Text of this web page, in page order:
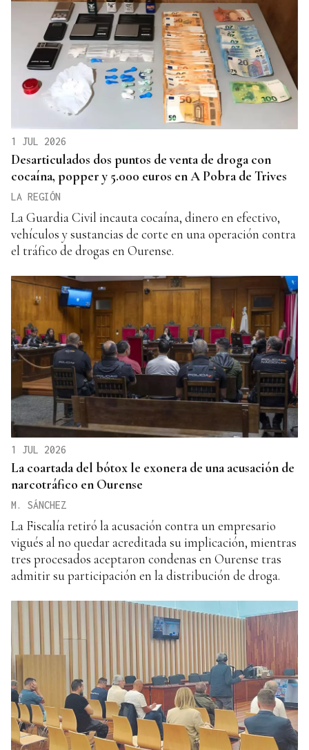
1 JUL 2026
Desarticulados dos puntos de venta de droga con
cocaína, popper y 5.000 euros en A Pobra de Trives
LA REGIÓN
La Guardia Civil incauta cocaína, dinero en efectivo,
vehículos y sustancias de corte en una operación contra
el tráfico de drogas en Ourense.
1 JUL 2026
La coartada del bótox le exonera de una acusación de
narcotráfico en Ourense
M. SÁNCHEZ
La Fiscalía retiró la acusación contra un empresario
vigués al no quedar acreditada su implicación, mientras
tres procesados aceptaron condenas en Ourense tras
admitir su participación en la distribución de droga.